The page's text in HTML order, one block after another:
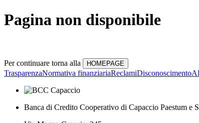
Pagina non disponibile
Per continuare torna alla
TrasparenzaNormativa finanziariaReclamiDisconoscimento
Banca di Credito Cooperativo di Capaccio Paestum e